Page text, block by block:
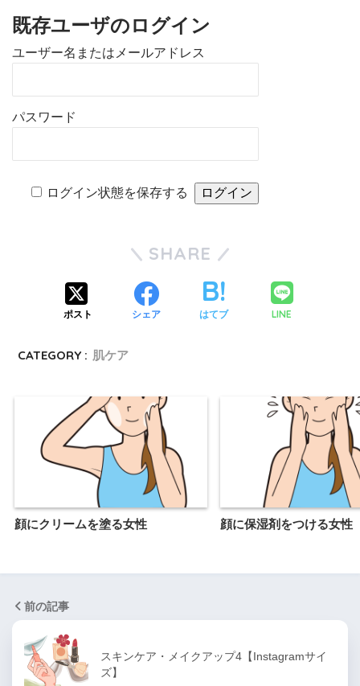
既存ユーザのログイン
ユーザー名またはメールアドレス
パスワード
ログイン状態を保存する
SHARE
ポスト シェア はてブ LINE
CATEGORY : 肌ケア
顔にクリームを塗る女性 顔に保湿剤をつける女性
前の記事
スキンケア・メイクアップ4【Instagramサイ
ズ】